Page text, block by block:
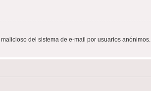
del sistema de e-mail por usuarios anónimos.